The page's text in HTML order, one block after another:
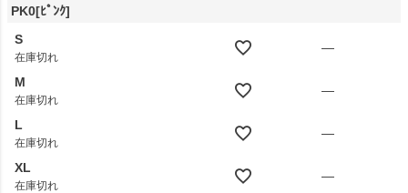
PK0[ﾋﾟﾝｸ]
S
在庫切れ
—
M
在庫切れ
—
L
在庫切れ
—
XL
在庫切れ
—